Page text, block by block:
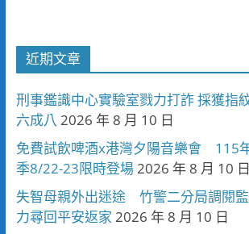
近期文章
刑事鑑識中心實驗室戮力打詐 採獲指
六成八 2026 年 8 月 10 日
免費試飲啤酒x港灣夕陽音樂會 115
季8/22-23限時登場 2026 年 8 月 10 日
失智母親外出迷途 竹警二分局調閱
力尋回平安返家 2026 年 8 月 10 日